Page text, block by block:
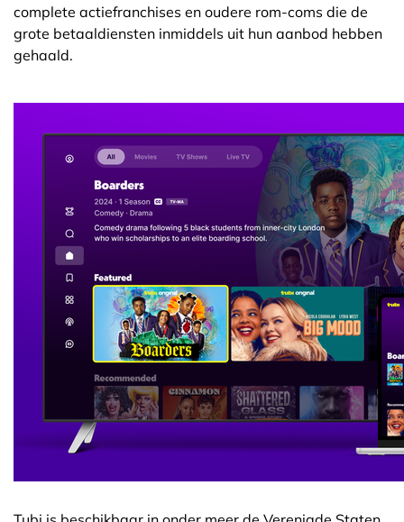
complete actiefranchises en oudere rom-coms die de
grote betaaldiensten inmiddels uit hun aanbod hebben
gehaald.